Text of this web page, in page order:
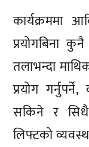
कार्यक्रममा
प्रयोगबिना
तलाभन्दा
प्रयोग
सकिने र सिधै
लिफ्टको